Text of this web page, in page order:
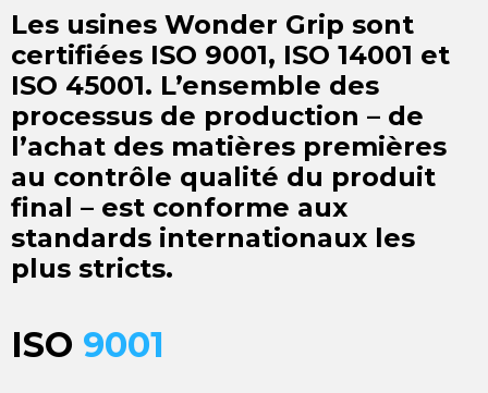
Les usines Wonder Grip sont
certifiées ISO 9001, ISO 14001 et
ISO 45001. L’ensemble des
processus de production – de
l’achat des matières premières
au contrôle qualité du produit
final – est conforme aux
standards internationaux les
plus stricts.
ISO 9001